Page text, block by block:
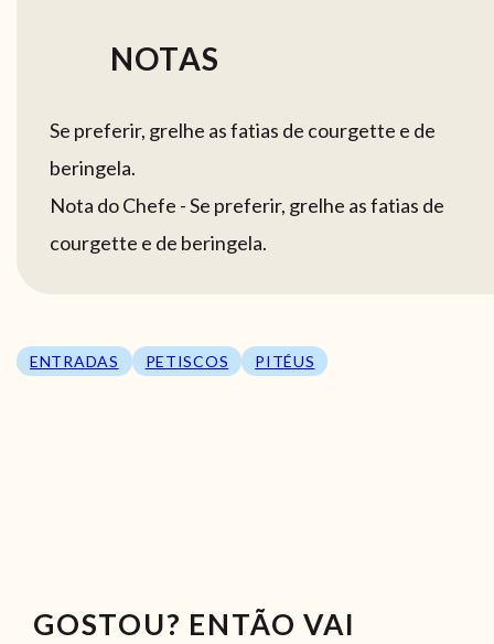
NOTAS
Se preferir, grelhe as fatias de courgette e de
beringela.
Nota do Chefe - Se preferir, grelhe as fatias de
courgette e de beringela.
ENTRADAS PETISCOS PITÉUS
GOSTOU? ENTÃO VAI